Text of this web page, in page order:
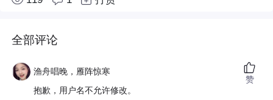
全部评论
渔舟唱晚，雁阵惊寒
抱歉，用户名不允许修改。
赞